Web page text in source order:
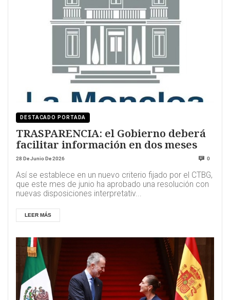
DESTACADO PORTADA
TRASPARENCIA: el Gobierno deberá
facilitar información en dos meses
28 De Junio De 2026 0
Así se establece en un nuevo criterio fijado por el CTBG,
que este mes de junio ha aprobado una resolución con
nuevas disposiciones interpretativ...
LEER MÁS